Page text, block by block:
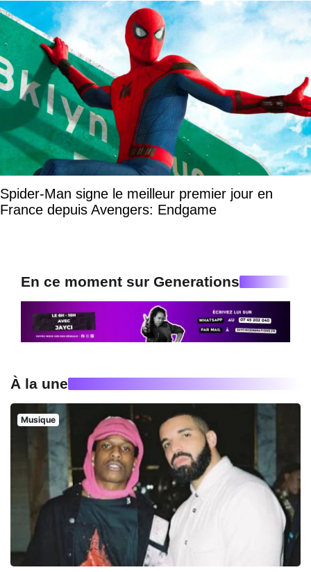
Spider-Man signe le meilleur premier jour en
France depuis Avengers: Endgame
En ce moment sur Generations
À la une
Musique